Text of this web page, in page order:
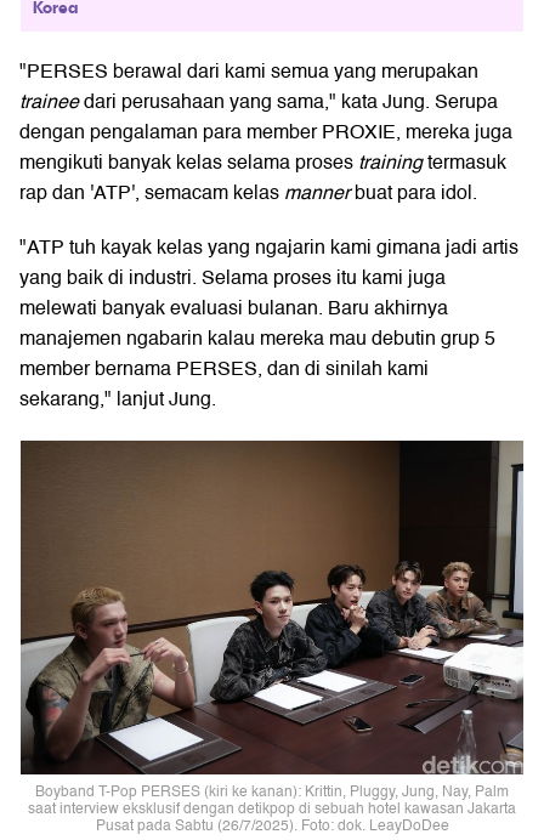
Korea
"PERSES berawal dari kami semua yang merupakan
traineedari perusahaan yang sama," kata Jung. Serupa
dengan pengalaman para member PROXIE, mereka juga
mengikuti banyak kelas selama prosestrainingtermasuk
rap dan 'ATP', semacam kelasmannerbuat para idol.
"ATP tuh kayak kelas yang ngajarin kami gimana jadi artis
yang baik di industri. Selama proses itu kami juga
melewati banyak evaluasi bulanan. Baru akhirnya
manajemen ngabarin kalau mereka mau debutin grup 5
member bernama PERSES, dan di sinilah kami
sekarang," lanjut Jung.
Boyband T-Pop PERSES (kiri ke kanan): Krittin, Pluggy, Jung, Nay, Palm
saat interview eksklusif dengan detikpop di sebuah hotel kawasan Jakarta
Pusat pada Sabtu (26/7/2025). Foto: dok. LeayDoDee